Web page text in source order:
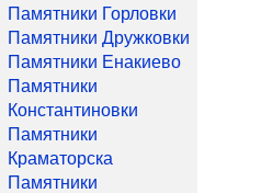
Памятники Горловки
Памятники Дружковки
Памятники Енакиево
Памятники
Константиновки
Памятники
Краматорска
Памятники